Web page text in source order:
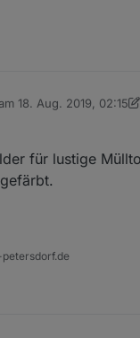
gibt es die auch für Bio
18. Aug. 2019, 02:15
von opossum
für lustige